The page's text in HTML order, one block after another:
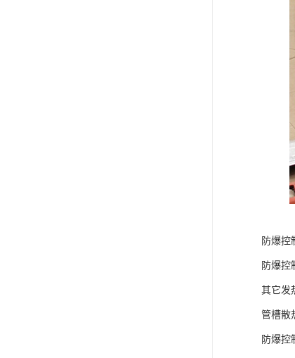
防爆控
防爆控
其它发
管槽散
防爆控